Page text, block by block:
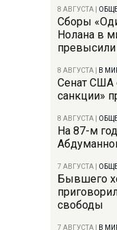
8 АВГУСТА
Сборы
Нолана в
8 АВГУСТА В
Сенат США
санкции»
8 АВГУСТА
На 87-м
7 АВГУСТА
Бывшего
свободы
7 АВГУСТА В